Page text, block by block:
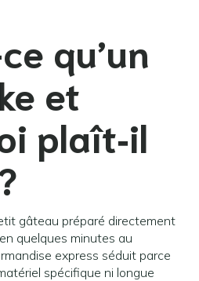
qu’un
et
plaît‑il
gâteau préparé directement
quelques minutes au
express séduit parce
spécifique ni longue